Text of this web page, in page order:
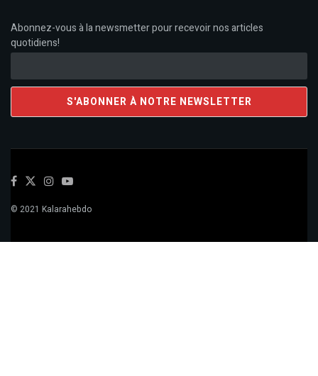
Abonnez-vous à la newsmetter pour recevoir nos articles
quotidiens!
© 2021 Kalarahebdo